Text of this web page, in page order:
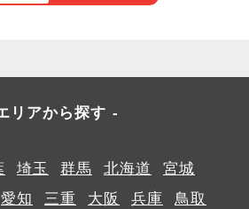
リアから探す
埼玉 群馬 北海道
宮城
愛知 三重 大阪 兵庫
鳥取